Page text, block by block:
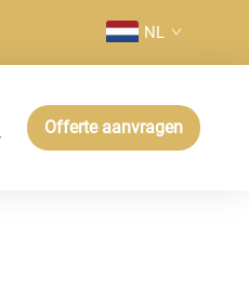
NL
Offerte aanvragen